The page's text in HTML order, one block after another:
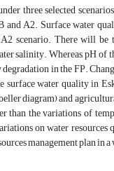
three selected
A2. Surface water
There will be
salinity. Whereas, pH of
in the FP.
water quality in
diagram) and
the variations of
on water resources
management plan in a